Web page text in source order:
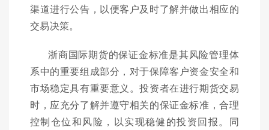
渠道进行公告，以便客户及时了解并做出相应的
交易决策。
浙商国际期货的保证金标准是其风险管理体
系中的重要组成部分，对于保障客户资金安全和
市场稳定具有重要意义。投资者在进行期货交易
时，应充分了解并遵守相关的保证金标准，合理
控制仓位和风险，以实现稳健的投资回报。同